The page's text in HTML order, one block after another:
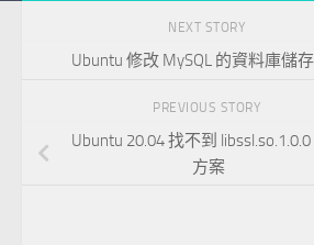
NEXT STORY
Ubuntu 修改 MySQL 的資料庫儲
PREVIOUS STORY
Ubuntu 20.04 找不到
方案